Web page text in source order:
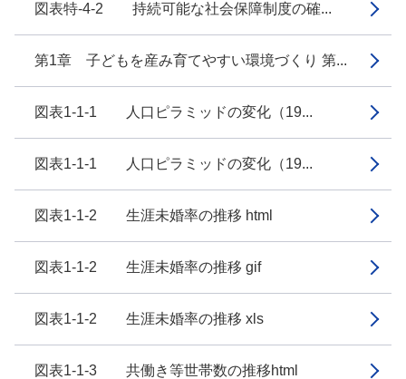
図表特-4-2 持続可能な社会保障制度の確...
第1章 子どもを産み育てやすい環境づくり 第...
図表1-1-1 人口ピラミッドの変化（19...
図表1-1-1 人口ピラミッドの変化（19...
図表1-1-2 生涯未婚率の推移 html
図表1-1-2 生涯未婚率の推移 gif
図表1-1-2 生涯未婚率の推移 xls
図表1-1-3 共働き等世帯数の推移html